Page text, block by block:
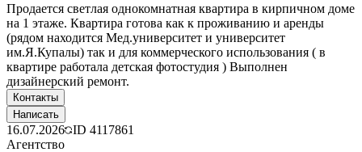
Продается светлая однокомнатная квартира в кирпичном доме
на 1 этаже. Квартира готова как к проживанию и аренды
(рядом находится Мед.университет и университет
им.Я.Купалы) так и для коммерческого использования ( в
квартире работала детская фотостудия ) Выполнен
дизайнерский ремонт.
Контакты
Написать
16.07.2026 ID 4117861
Агентство